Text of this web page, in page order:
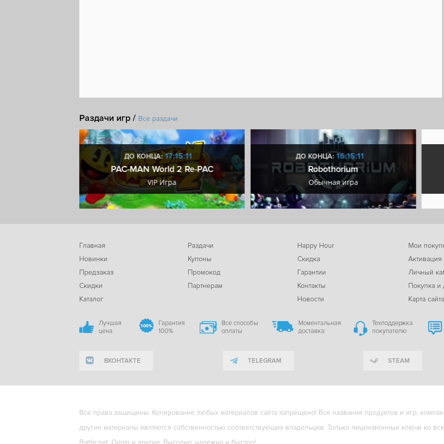
Раздачи игр / Все раздачи
ДО КОНЦА:17:15:10
PAC-MAN World 2 Re-PAC
VIP Игра
ДО КОНЦА:16:15:10
Robothorium
Обычная игра
Главная
Новинки
Предзаказ
Скидки
Каталог
Раздачи
Купоны
Промокод
Партнерам
Happy Hour
Скидка
Гарантии
Контакты
Новости
Мои
Активация
Личный
Покупка и
Карта сайта
Лучшая
цена
Гарантия
100%
Все способы
оплаты
Моментальная
доставка
Техподдержка
покупателю
ВКОНТАКТЕ TELEGRAM STEAM
Все права защищены. Копирование любых материалов сайта запрещено! Все названия продуктов и игр,
другие материалы являются собственностью соответствующих владельцев. Только лицензионные ключи ко
Battle.net, Origin и другие. Выгодно, надежно и быстро!